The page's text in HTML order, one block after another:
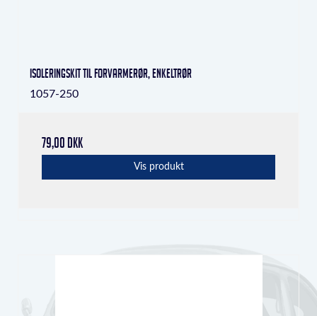
Isoleringskit til forvarmerør, enkeltrør
1057-250
79,00 DKK
Vis produkt